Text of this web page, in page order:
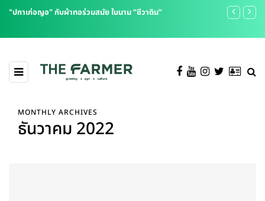
"ปกาเก่อญอ" กับผ้าทอร่วมสมัย ในนาม “ชีวาดิน” Why
MONTHLY ARCHIVES
ธันวาคม 2022